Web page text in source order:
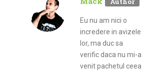
Eu nu am nici o
incredere in avizele
lor, ma duc sa
verific daca nu mi-a
venit pachetul ceea